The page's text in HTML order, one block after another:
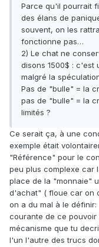
Parce qu'il pourrait
des élans de
souvent, on les
fonctionne pas…
2) Le chat ne
disons 1500$ : c'est
malgré la
Pas de "bulle" = la
pas de "bulle" = la
limités ?
Ce serait ça, à une
exemple était
"Référence" pour le
peu plus complexe car
place de la "monnaie"
d'achat" ( floue car on
on a du mal à le
courante de ce
mécanisme que tu
l'un l'autre des trucs